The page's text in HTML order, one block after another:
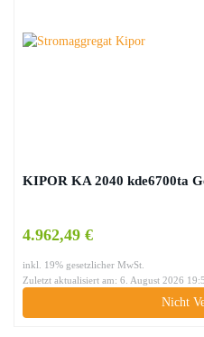
KIPOR KA 2040 kde6700ta
4.962,49 €
inkl. 19% gesetzlicher MwSt.
Zuletzt aktualisiert am: 6. August 2026
Nicht